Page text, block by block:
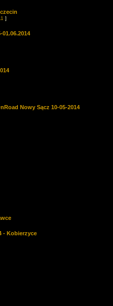
]
01.06.2014
Nowy Sącz 10-05-2014
- Kobierzyce